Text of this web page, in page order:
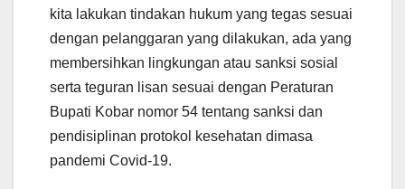
kita lakukan tindakan hukum yang tegas sesuai
dengan pelanggaran yang dilakukan, ada yang
membersihkan lingkungan atau sanksi sosial
serta teguran lisan sesuai dengan Peraturan
Bupati Kobar nomor 54 tentang sanksi dan
pendisiplinan protokol kesehatan dimasa
pandemi Covid-19.